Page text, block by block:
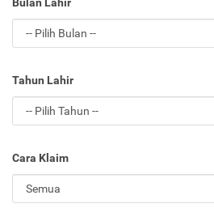
Tahun Lahir
Cara Klaim